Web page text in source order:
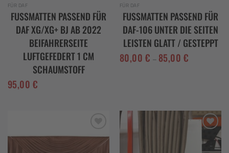
FÜR DAF
FUSSMATTEN PASSEND FÜR D
AF XG/XG+ BJ AB 2022 B
EIFAHRERSEITE L
UFTGEFEDERT 1 CM S
CHAUMSTOFF
95,00€
FÜR DAF
FUSSMATTEN PASSEND FÜR D
AF-106 UNTER DIE SEITEN L
EISTEN GLATT / GESTEPPT
80,00€ – 85,00 €
Add to
wishlist
wishlist